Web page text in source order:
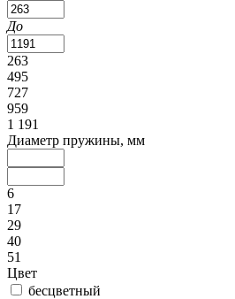
До
263
495
727
959
1 191
Диаметр пружины, мм
6
17
29
40
51
Цвет
бесцветный